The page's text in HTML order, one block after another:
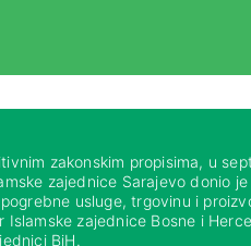
zakonskim propisima, u
zajednice Sarajevo donio
pogrebne usluge, trgovinu i
Islamske zajednice Bosne i
BiH.